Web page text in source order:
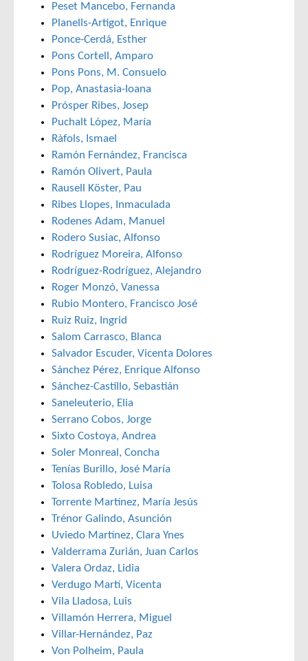
Peset Mancebo, Fernanda
Planells-Artigot, Enrique
Ponce-Cerdá, Esther
Pons Cortell, Amparo
Pons Pons, M. Consuelo
Pop, Anastasia-Ioana
Prósper Ribes, Josep
Puchalt López, María
Ràfols, Ismael
Ramón Fernández, Francisca
Ramón Olivert, Paula
Rausell Köster, Pau
Ribes Llopes, Inmaculada
Rodenes Adam, Manuel
Rodero Susiac, Alfonso
Rodríguez Moreira, Alfonso
Rodríguez-Rodríguez, Alejandro
Roger Monzó, Vanessa
Rubio Montero, Francisco José
Ruiz Ruiz, Ingrid
Salom Carrasco, Blanca
Salvador Escuder, Vicenta Dolores
Sánchez Pérez, Enrique Alfonso
Sánchez-Castillo, Sebastián
Saneleuterio, Elia
Serrano Cobos, Jorge
Sixto Costoya, Andrea
Soler Monreal, Concha
Tenías Burillo, José María
Tolosa Robledo, Luisa
Torrente Martínez, María Jesús
Trénor Galindo, Asunción
Uviedo Martínez, Clara Ynes
Valderrama Zurián, Juan Carlos
Valera Ordaz, Lidia
Verdugo Martí, Vicenta
Vila Lladosa, Luis
Villamón Herrera, Miguel
Villar-Hernández, Paz
Von Polheim, Paula